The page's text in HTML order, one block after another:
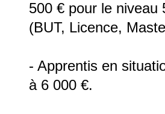
500 € pour le
(BUT, Licence,
- Apprentis en
à 6 000 €.